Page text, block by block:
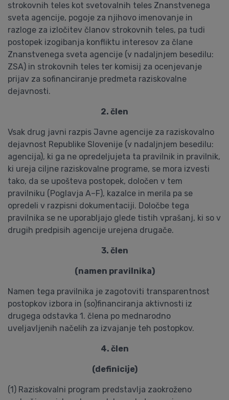
strokovnih teles kot svetovalnih teles Znanstvenega
sveta agencije, pogoje za njihovo imenovanje in
razloge za izločitev članov strokovnih teles, pa tudi
postopek izogibanja konfliktu interesov za člane
Znanstvenega sveta agencije (v nadaljnjem besedilu:
ZSA) in strokovnih teles ter komisij za ocenjevanje
prijav za sofinanciranje predmeta raziskovalne
dejavnosti.
2. člen
Vsak drug javni razpis Javne agencije za raziskovalno
dejavnost Republike Slovenije (v nadaljnjem besedilu:
agencija), ki ga ne opredeljujeta ta pravilnik in pravilnik,
ki ureja ciljne raziskovalne programe, se mora izvesti
tako, da se upošteva postopek, določen v tem
pravilniku (Poglavja A–F), kazalce in merila pa se
opredeli v razpisni dokumentaciji. Določbe tega
pravilnika se ne uporabljajo glede tistih vprašanj, ki so v
drugih predpisih agencije urejena drugače.
3. člen
(namen pravilnika)
Namen tega pravilnika je zagotoviti transparentnost
postopkov izbora in (so)financiranja aktivnosti iz
drugega odstavka 1. člena po mednarodno
uveljavljenih načelih za izvajanje teh postopkov.
4. člen
(definicije)
(1) Raziskovalni program predstavlja zaokroženo